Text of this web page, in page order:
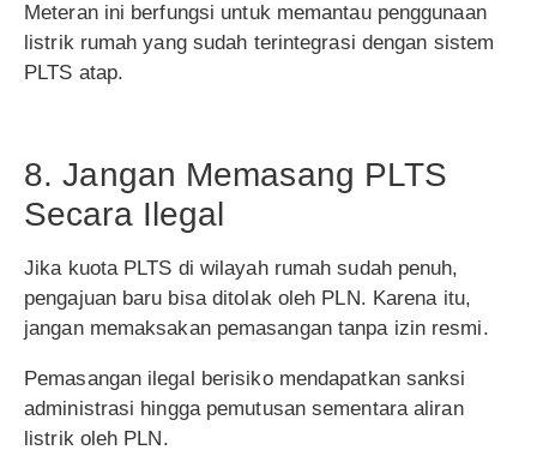
Meteran ini berfungsi untuk memantau penggunaan
listrik rumah yang sudah terintegrasi dengan sistem
PLTS atap.
8. Jangan Memasang PLTS
Secara Ilegal
Jika kuota PLTS di wilayah rumah sudah penuh,
pengajuan baru bisa ditolak oleh PLN. Karena itu,
jangan memaksakan pemasangan tanpa izin resmi.
Pemasangan ilegal berisiko mendapatkan sanksi
administrasi hingga pemutusan sementara aliran
listrik oleh PLN.